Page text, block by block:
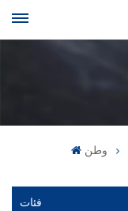
وطن
فئات